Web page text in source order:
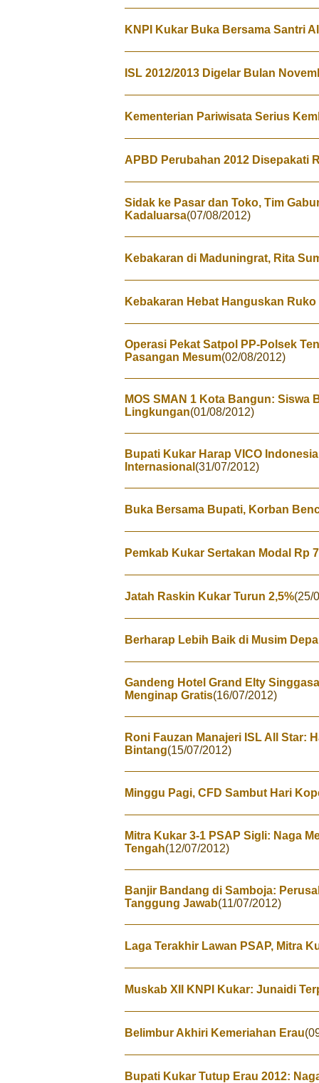
KNPI Kukar Buka Bersama Santri
ISL 2012/2013 Digelar Bulan
Kementerian Pariwisata Serius
APBD Perubahan 2012 Disepakati
Sidak ke Pasar dan Toko, Tim
Kadaluarsa(07/08/2012)
Kebakaran di Maduningrat, Rita
Kebakaran Hebat Hanguskan
Operasi Pekat Satpol PP-Polsek
Pasangan Mesum(02/08/2012)
MOS SMAN 1 Kota Bangun: Siswa
Lingkungan(01/08/2012)
Bupati Kukar Harap VICO
Internasional (31/07/2012)
Buka Bersama Bupati, Korban
Pemkab Kukar Sertakan Modal Rp
Jatah Raskin Kukar Turun 2,5%(25/
Berharap Lebih Baik di Musim
Gandeng Hotel Grand Elty
Menginap Gratis(16/07/2012)
Roni Fauzan Manajeri ISL All Star:
Bintang(15/07/2012)
Minggu Pagi, CFD Sambut Hari
Mitra Kukar 3-1 PSAP Sigli: Naga
Tengah(12/07/2012)
Banjir Bandang di Samboja:
Tanggung Jawab(11/07/2012)
Laga Terakhir Lawan PSAP, Mitra
Muskab XII KNPI Kukar: Junaidi
Belimbur Akhiri Kemeriahan Erau
Bupati Kukar Tutup Erau 2012: